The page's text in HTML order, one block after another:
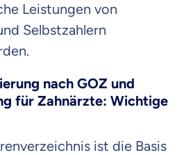
Leistungen von
Selbstzahlern
nach GOZ und
für Zahnärzte: Wichtige
ist die Basis